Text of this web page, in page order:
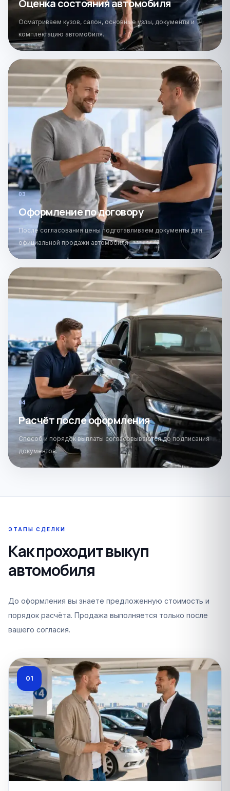
Оценка состояния автомобиля
Осматриваем кузов, салон, основные узлы, документы и
комплектацию автомобиля.
03
Оформление по договору
После согласования цены подготавливаем документы для
официальной продажи автомобиля.
04
Расчёт после оформления
Способ и порядок выплаты согласовываются до подписания
документов.
ЭТАПЫ СДЕЛКИ
Как проходит выкуп
автомобиля
До оформления вы знаете предложенную стоимость и
порядок расчёта. Продажа выполняется только после
вашего согласия.
01